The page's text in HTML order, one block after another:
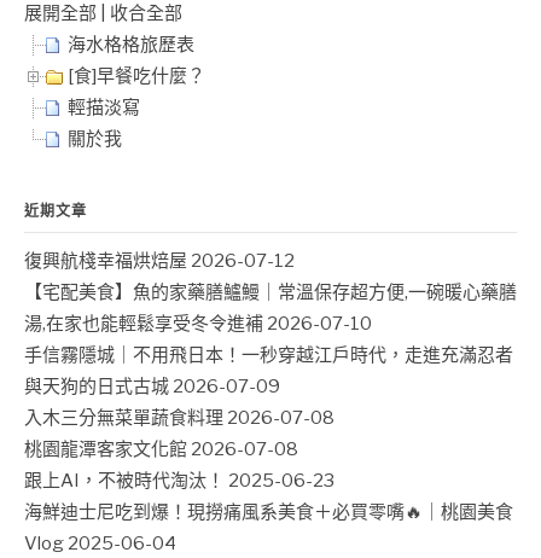
展開全部
收合全部
海水格格旅歷表
[食]早餐吃什麼？
輕描淡寫
關於我
近期文章
復興航棧幸福烘焙屋 2026-07-12
【宅配美食】魚的家藥膳鱸鰻｜常溫保存超方便,一碗暖心藥膳
湯,在家也能輕鬆享受冬令進補 2026-07-10
手信霧隱城｜不用飛日本！一秒穿越江戶時代，走進充滿忍者
與天狗的日式古城 2026-07-09
入木三分無菜單蔬食料理 2026-07-08
桃園龍潭客家文化館 2026-07-08
跟上AI，不被時代淘汰！ 2025-06-23
海鮮迪士尼吃到爆！現撈痛風系美食＋必買零嘴🔥｜桃園美食
Vlog 2025-06-04